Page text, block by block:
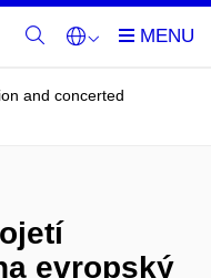
and concerted
evropský